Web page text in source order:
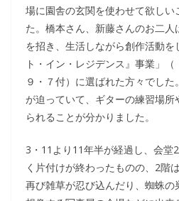
場に園舎の玄関を使わせて欲しい
た。橋本さん、新藤さんのお二
を招き、生活しながら創作活動を
ト・イン・レジデンス』事業」（
９・７付）に選ばれた方々でし
が迫っていて、ギターの練習場
られることが分かりました。
3・11より11年半が経過し、会堂
く片付けが終わったものの、2階
再び雑草が忍び込んだり、蜘蛛